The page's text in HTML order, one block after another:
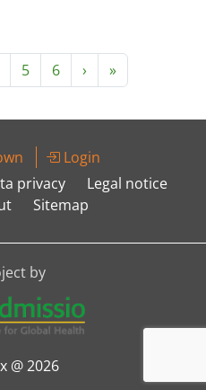
5 6 › »
Login
privacy
Legal notice
Sitemap
by
@ 2026